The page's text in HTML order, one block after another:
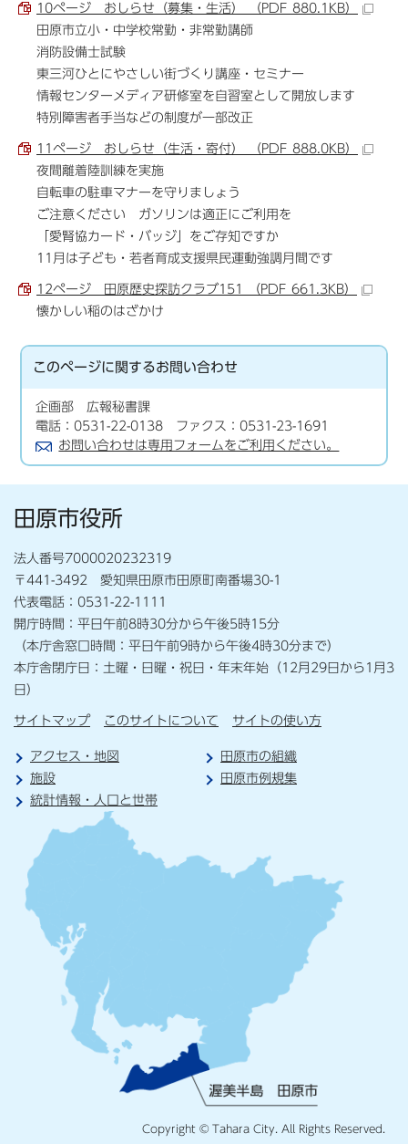
10ページ おしらせ（募集・生活） （PDF 880.1KB）
田原市立小・中学校常勤・非常勤講師
消防設備士試験
東三河ひとにやさしい街づくり講座・セミナー
情報センターメディア研修室を自習室として開放します
特別障害者手当などの制度が一部改正
11ページ おしらせ（生活・寄付） （PDF 888.0KB）
夜間離着陸訓練を実施
自転車の駐車マナーを守りましょう
ご注意ください ガソリンは適正にご利用を
「愛腎協カード・バッジ」をご存知ですか
11月は子ども・若者育成支援県民運動強調月間です
12ページ 田原歴史探訪クラブ151 （PDF 661.3KB）
懐かしい稲のはざかけ
このページに関するお問い合わせ
企画部 広報秘書課
電話：0531-22-0138 ファクス：0531-23-1691
お問い合わせは専用フォームをご利用ください。
田原市役所
法人番号7000020232319
〒441-3492 愛知県田原市田原町南番場30-1
代表電話：0531-22-1111
開庁時間：平日午前8時30分から午後5時15分
（本庁舎窓口時間：平日午前9時から午後4時30分まで）
本庁舎閉庁日：土曜・日曜・祝日・年末年始（12月29日から1月3
日）
サイトマップ このサイトについて サイトの使い方
アクセス・地図
田原市の組織
施設
田原市例規集
統計情報・人口と世帯
Copyright © Tahara City. All Rights Reserved.